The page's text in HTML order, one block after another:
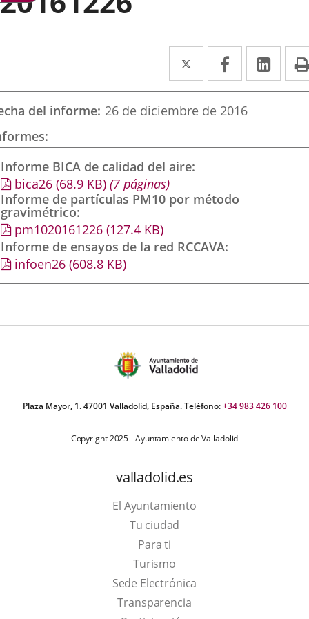
Twitter
Enlace
a
una
externa.
Facebook
Enlace
a
una
externa.
a
del informe 26 de diciembre de 2016
Informe BICA de calidad del aire
bica26 (68.9 KB) (7 páginas)
Informe de partículas PM10 por método
gravimétrico
pm1020161226 (127.4 KB)
Informe de ensayos de la red RCCAVA
infoen26 (608.8 KB)
Plaza Mayor, 1. 47001 Valladolid, España. Teléfono:+34 983 426 100
Copyright 2025 - Ayuntamiento de Valladolid
valladolid.es
El Ayuntamiento
Tu ciudad
Para ti
TurismoThis
link
will
Sede Electrónica
Transparencia